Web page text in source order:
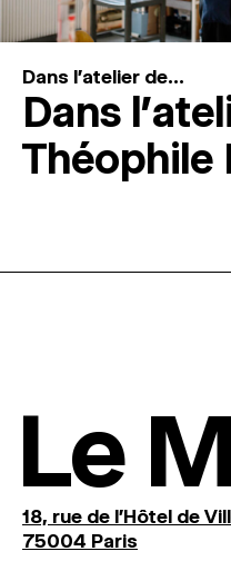
Dans l'atelier de...
Dans
Théophile
Le
18, rue de l'Hôtel de
75004 Paris